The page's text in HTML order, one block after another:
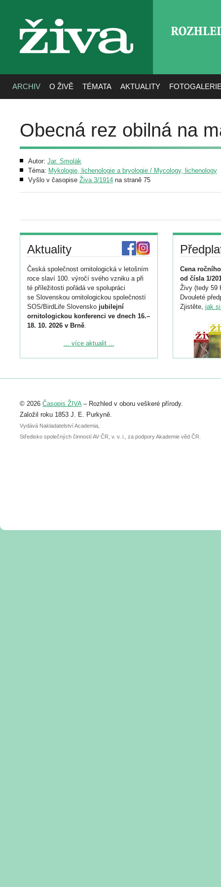
živa
ARCHIV O ŽIVĚ TÉMATA AKTUALITY
Obecná rez obilná na
Autor: Jar. Smolák
Téma: Mykologie, lichenologie a bryologie / Mycology, lichenology
Vyšlo v časopise Živa 3/1914 na straně 75
Aktuality
Česká společnost ornitologická v letošním
roce slaví 100. výročí svého vzniku a při
té příležitosti pořádá ve spolupráci
se Slovenskou ornitologickou společností
SOS/BirdLife Slovensko jubilejní
ornitologickou konferenci ve dnech 16.–
18. 10. 2026 v Brně.
Podrobnější informace ke konferenci
Registrovat se můžete do 6. září.
abstraktu přihlášené přednášky nebo
posteru je už 30. června.
... více aktualit ...
Cena
od čísla 1/
Živy (tedy 59
Dvouleté
Zjistěte, jak
© 2026 Časopis ŽIVA– Rozhled v oboru veškeré přírody.
Založil roku 1853 J. E. Purkyně.
Vydává Nakladatelství Academia,
Středisko společných činností AV ČR, v. v. i., za podpory Akademie věd ČR.